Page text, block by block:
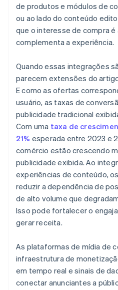
de produtos e módulos de
ou ao lado do conteúdo
que o interesse de compra
complementa a experiência.
Quando essas integrações
parecem extensões do
E como as ofertas
usuário, as taxas de
publicidade tradicional
Com uma taxa de
21% esperada entre 2023 e
comércio estão crescendo
publicidade exibida. Ao
experiências de conteúdo,
reduzir a dependência de
de alto volume que
Isso pode fortalecer o
gerar receita.
As plataformas de mídia de
infraestrutura de
em tempo real e sinais de
conectar anunciantes a